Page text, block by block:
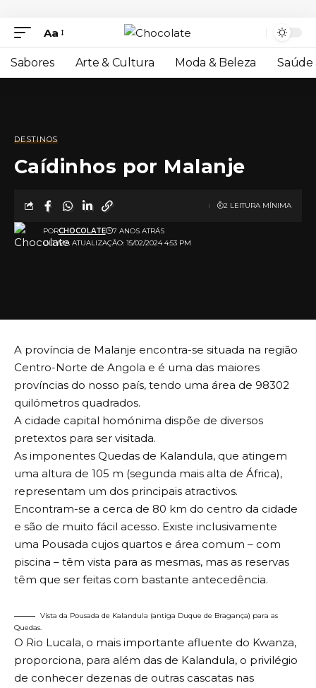
Aa
Sabores Arte & Cultura Moda & Beleza Saúde
DESTINOS
Caídinhos por Malanje
ULTIMA ATUALIZAÇÃO: 15/02/2024 4:53 PM
PORCHOCOLATE 7 ANOS ATRÁS
2 LEITURA MÍNIMA
A província de Malanje encontra-se situada na região
Centro-Norte de Angola e é uma das maiores
províncias do nosso país, tendo uma área de 98302
quilómetros quadrados.
A cidade capital homónima dispõe de diversos
pretextos para ser visitada.
As imponentes Quedas de Kalandula, que atingem
uma altura de 105 m (segunda mais alta de África),
representam um dos principais atractivos.
Encontram-se a cerca de 80 km do centro da cidade
e são de muito fácil acesso. Existe inclusivamente
uma Pousada cujos quartos e área comum – com
piscina – têm vista para as mesmas, mas as reservas
têm que ser feitas com bastante antecedência.
Vista da Pousada de Kalandula (antiga Duque de Bragança) para as
Quedas.
O Rio Lucala, o mais importante afluente do Kwanza,
proporciona, para além das de Kalandula, o privilégio
de conhecer dezenas de outras cascatas nas